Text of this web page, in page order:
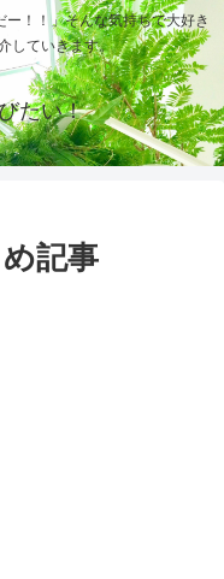
！！」そんな気持ちで大好き
していきます。
たい！
記事